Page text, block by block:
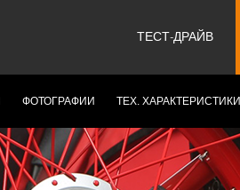
ТЕСТ-ДРАЙВ
ФОТОГРАФИИ ТЕХ. ХАРАКТЕРИСТИКИ